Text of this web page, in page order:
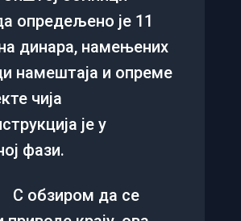
опредељено је 11
динара, намењених
намештаја и опреме
чија
је у
фази.
да се